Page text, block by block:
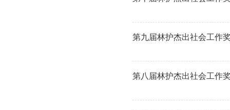
第九届林护杰出社会工作
第八届林护杰出社会工作